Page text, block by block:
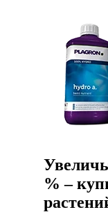
% –